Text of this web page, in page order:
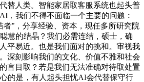
替人类。智能家居取客服系统也起头普
，我们不得不面临一个主要的问题：
者”，分享经验、资本，现任多所研究院
慧的结晶？我们必需连结，硕士，确
平易近。也是我们面对的挑和。审视我
深刻影响我们的文化、价值不雅和社会
盲目取？若是我们无法准确对待取处置
的是，有人起头担忧AI会代替保守行